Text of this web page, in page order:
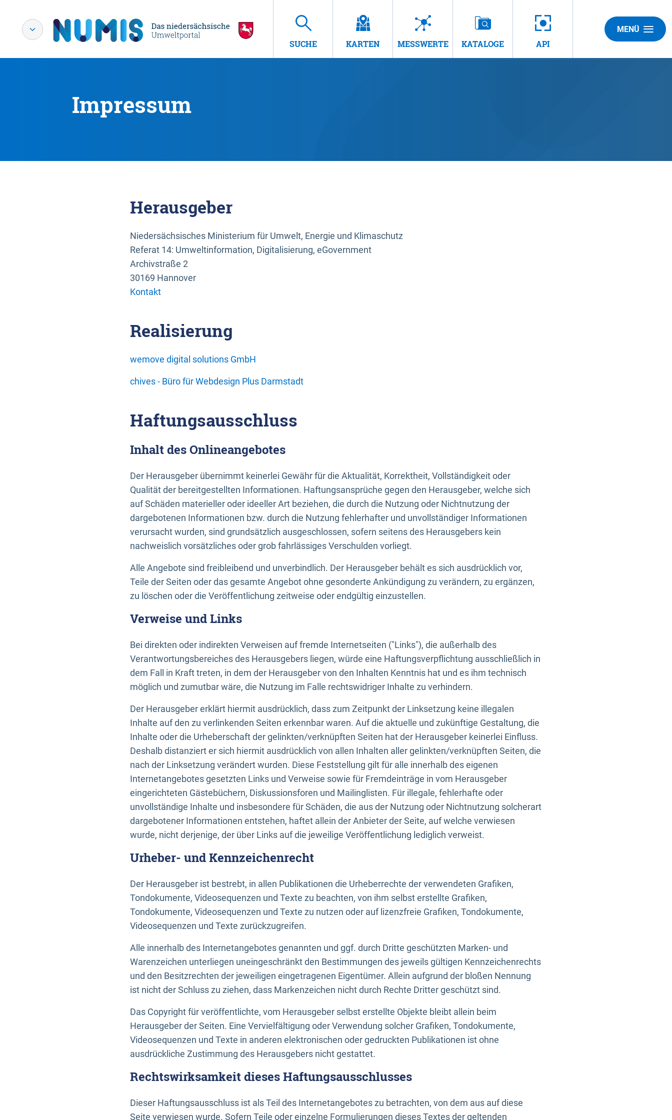
SUCHE KARTEN MESSWERTE KATALOGE API
MENÜ
Impressum
Herausgeber
Niedersächsisches Ministerium für Umwelt, Energie und Klimaschutz
Referat 14: Umweltinformation, Digitalisierung, eGovernment
Archivstraße 2
30169 Hannover
Kontakt
Realisierung
wemove digital solutions GmbH
chives - Büro für Webdesign Plus Darmstadt
Haftungsausschluss
Inhalt des Onlineangebotes
Der Herausgeber übernimmt keinerlei Gewähr für die Aktualität, Korrektheit, Vollständigkeit oder
Qualität der bereitgestellten Informationen. Haftungsansprüche gegen den Herausgeber, welche sich
auf Schäden materieller oder ideeller Art beziehen, die durch die Nutzung oder Nichtnutzung der
dargebotenen Informationen bzw. durch die Nutzung fehlerhafter und unvollständiger Informationen
verursacht wurden, sind grundsätzlich ausgeschlossen, sofern seitens des Herausgebers kein
nachweislich vorsätzliches oder grob fahrlässiges Verschulden vorliegt.
Alle Angebote sind freibleibend und unverbindlich. Der Herausgeber behält es sich ausdrücklich vor,
Teile der Seiten oder das gesamte Angebot ohne gesonderte Ankündigung zu verändern, zu ergänzen,
zu löschen oder die Veröffentlichung zeitweise oder endgültig einzustellen.
Verweise und Links
Bei direkten oder indirekten Verweisen auf fremde Internetseiten ("Links"), die außerhalb des
Verantwortungsbereiches des Herausgebers liegen, würde eine Haftungsverpflichtung ausschließlich in
dem Fall in Kraft treten, in dem der Herausgeber von den Inhalten Kenntnis hat und es ihm technisch
möglich und zumutbar wäre, die Nutzung im Falle rechtswidriger Inhalte zu verhindern.
Der Herausgeber erklärt hiermit ausdrücklich, dass zum Zeitpunkt der Linksetzung keine illegalen
Inhalte auf den zu verlinkenden Seiten erkennbar waren. Auf die aktuelle und zukünftige Gestaltung, die
Inhalte oder die Urheberschaft der gelinkten/verknüpften Seiten hat der Herausgeber keinerlei Einfluss.
Deshalb distanziert er sich hiermit ausdrücklich von allen Inhalten aller gelinkten/verknüpften Seiten, die
nach der Linksetzung verändert wurden. Diese Feststellung gilt für alle innerhalb des eigenen
Internetangebotes gesetzten Links und Verweise sowie für Fremdeinträge in vom Herausgeber
eingerichteten Gästebüchern, Diskussionsforen und Mailinglisten. Für illegale, fehlerhafte oder
unvollständige Inhalte und insbesondere für Schäden, die aus der Nutzung oder Nichtnutzung solcherart
dargebotener Informationen entstehen, haftet allein der Anbieter der Seite, auf welche verwiesen
wurde, nicht derjenige, der über Links auf die jeweilige Veröffentlichung lediglich verweist.
Urheber- und Kennzeichenrecht
Der Herausgeber ist bestrebt, in allen Publikationen die Urheberrechte der verwendeten Grafiken,
Tondokumente, Videosequenzen und Texte zu beachten, von ihm selbst erstellte Grafiken,
Tondokumente, Videosequenzen und Texte zu nutzen oder auf lizenzfreie Grafiken, Tondokumente,
Videosequenzen und Texte zurückzugreifen.
Alle innerhalb des Internetangebotes genannten und ggf. durch Dritte geschützten Marken- und
Warenzeichen unterliegen uneingeschränkt den Bestimmungen des jeweils gültigen Kennzeichenrechts
und den Besitzrechten der jeweiligen eingetragenen Eigentümer. Allein aufgrund der bloßen Nennung
ist nicht der Schluss zu ziehen, dass Markenzeichen nicht durch Rechte Dritter geschützt sind.
Das Copyright für veröffentlichte, vom Herausgeber selbst erstellte Objekte bleibt allein beim
Herausgeber der Seiten. Eine Vervielfältigung oder Verwendung solcher Grafiken, Tondokumente,
Videosequenzen und Texte in anderen elektronischen oder gedruckten Publikationen ist ohne
ausdrückliche Zustimmung des Herausgebers nicht gestattet.
Rechtswirksamkeit dieses Haftungsausschlusses
Dieser Haftungsausschluss ist als Teil des Internetangebotes zu betrachten, von dem aus auf diese
Seite verwiesen wurde. Sofern Teile oder einzelne Formulierungen dieses Textes der geltenden